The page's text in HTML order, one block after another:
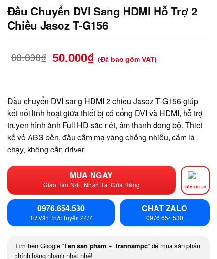
Đầu Chuyển DVI Sang HDMI Hỗ Trợ 2
Chiều Jasoz T-G156
80.000₫ 50.000₫ (Đã bao gồm VAT)
Đầu chuyển DVI sang HDMI 2 chiều Jasoz T-G156 giúp
kết nối linh hoạt giữa thiết bị có cổng DVI và HDMI, hỗ trợ
truyền hình ảnh Full HD sắc nét, âm thanh đồng bộ. Thiết
kế vỏ ABS bền, đầu cắm mạ vàng chống nhiễu, cắm là
chạy, không cần driver.
MUA NGAY
Giao Tận Nơi, Nhận Tại Cửa Hàng THÊM VÀO GIỎ
0976.654.530
Tư Vấn Trực Tuyến 24/7
CHAT ZALO
0976.654.530
Tìm trên Google “Tên sản phẩm + Trannampc” để mua sản phẩm
chính hãng nhanh nhất nhé!